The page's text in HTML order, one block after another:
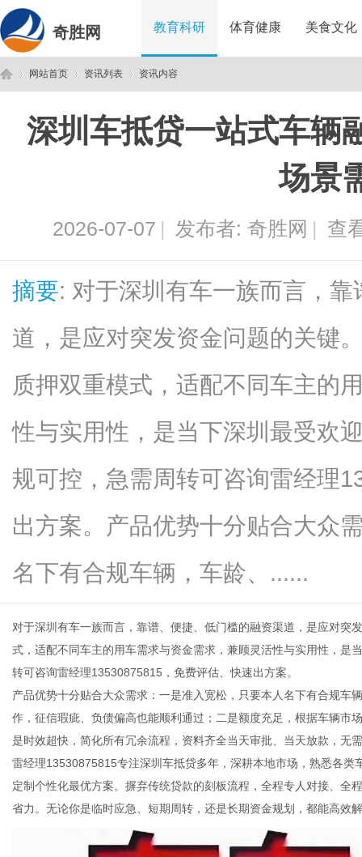
奇胜网 教育科研 体育健康 美食文化
网站首页
›
资讯列表
›
资讯内容
深圳车抵贷一站式车辆
场景
2026-07-07 | 发布者: 奇胜网 | 查
摘要: 对于深圳有车一族而言，
道，是应对突发资金问题的关键
质押双重模式，适配不同车主的
性与实用性，是当下深圳最受欢
规可控，急需周转可咨询雷经理
出方案。产品优势十分贴合大众
名下有合规车辆，车龄、......
对于深圳有车一族而言，靠谱、便捷、低门槛的融资渠道，是应对突
式，适配不同车主的用车需求与资金需求，兼顾灵活性与实用性，是
转可咨询雷经理13530875815，免费评估、快速出方案。
产品优势十分贴合大众需求：一是准入宽松，只要本人名下有合规车
作，征信瑕疵、负债偏高也能顺利通过；二是额度充足，根据车辆市
是时效超快，简化所有冗余流程，资料齐全当天审批、当天放款，无
雷经理13530875815专注深圳车抵贷多年，深耕本地市场，熟悉各
定制个性化最优方案。摒弃传统贷款的刻板流程，全程专人对接、全
省力。无论你是临时应急、短期周转，还是长期资金规划，都能高效